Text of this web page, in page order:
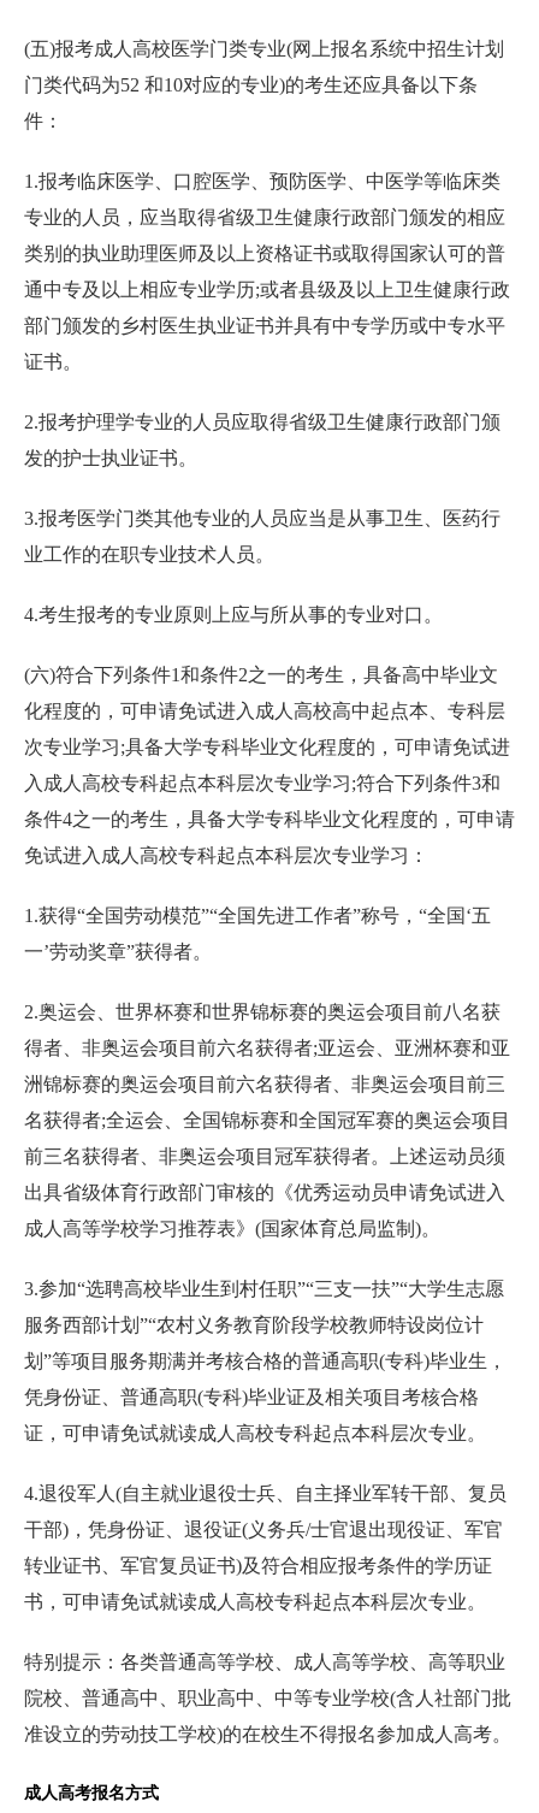
(五)报考成人高校医学门类专业(网上报名系统中招生计划
门类代码为52 和10对应的专业)的考生还应具备以下条
件：
1.报考临床医学、口腔医学、预防医学、中医学等临床类
专业的人员，应当取得省级卫生健康行政部门颁发的相应
类别的执业助理医师及以上资格证书或取得国家认可的普
通中专及以上相应专业学历;或者县级及以上卫生健康行政
部门颁发的乡村医生执业证书并具有中专学历或中专水平
证书。
2.报考护理学专业的人员应取得省级卫生健康行政部门颁
发的护士执业证书。
3.报考医学门类其他专业的人员应当是从事卫生、医药行
业工作的在职专业技术人员。
4.考生报考的专业原则上应与所从事的专业对口。
(六)符合下列条件1和条件2之一的考生，具备高中毕业文
化程度的，可申请免试进入成人高校高中起点本、专科层
次专业学习;具备大学专科毕业文化程度的，可申请免试进
入成人高校专科起点本科层次专业学习;符合下列条件3和
条件4之一的考生，具备大学专科毕业文化程度的，可申请
免试进入成人高校专科起点本科层次专业学习：
1.获得“全国劳动模范”“全国先进工作者”称号，“全国‘五
一’劳动奖章”获得者。
2.奥运会、世界杯赛和世界锦标赛的奥运会项目前八名获
得者、非奥运会项目前六名获得者;亚运会、亚洲杯赛和亚
洲锦标赛的奥运会项目前六名获得者、非奥运会项目前三
名获得者;全运会、全国锦标赛和全国冠军赛的奥运会项目
前三名获得者、非奥运会项目冠军获得者。上述运动员须
出具省级体育行政部门审核的《优秀运动员申请免试进入
成人高等学校学习推荐表》(国家体育总局监制)。
3.参加“选聘高校毕业生到村任职”“三支一扶”“大学生志愿
服务西部计划”“农村义务教育阶段学校教师特设岗位计
划”等项目服务期满并考核合格的普通高职(专科)毕业生，
凭身份证、普通高职(专科)毕业证及相关项目考核合格
证，可申请免试就读成人高校专科起点本科层次专业。
4.退役军人(自主就业退役士兵、自主择业军转干部、复员
干部)，凭身份证、退役证(义务兵/士官退出现役证、军官
转业证书、军官复员证书)及符合相应报考条件的学历证
书，可申请免试就读成人高校专科起点本科层次专业。
特别提示：各类普通高等学校、成人高等学校、高等职业
院校、普通高中、职业高中、中等专业学校(含人社部门批
准设立的劳动技工学校)的在校生不得报名参加成人高考。
成人高考报名方式